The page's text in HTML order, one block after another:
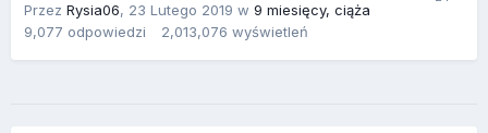
Przez Rysia06, 23 Lutego 2019 w 9 miesięcy, ciąża
9,077 odpowiedzi 2,013,076 wyświetleń